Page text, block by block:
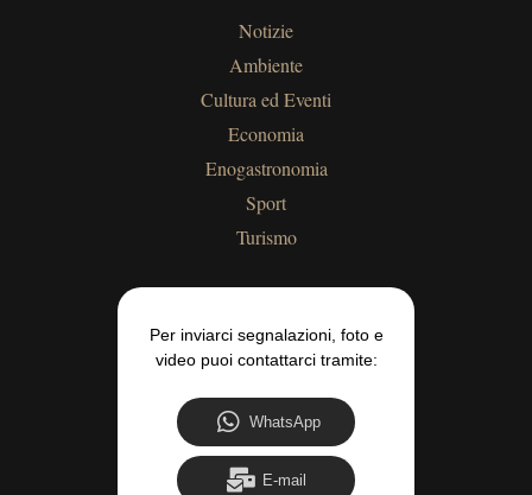
Notizie
Ambiente
Cultura ed Eventi
Economia
Enogastronomia
Sport
Turismo
Per inviarci segnalazioni, foto e
video puoi contattarci tramite:
WhatsApp
E-mail